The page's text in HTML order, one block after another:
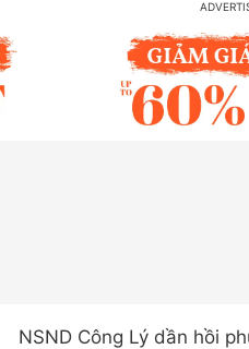
NSND Công Lý dần hồi